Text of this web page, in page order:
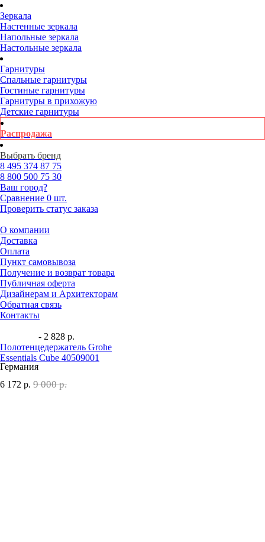
Зеркала
Настенные зеркала
Напольные зеркала
Настольные зеркала
Гарнитуры
Спальные гарнитуры
Гостиные гарнитуры
Гарнитуры в прихожую
Детские гарнитуры
Распродажа
Выбрать бренд
8 495 374 87 75
8 800 500 75 30
Ваш город?
Сравнение 0 шт.
Проверить статус заказа
О компании
Доставка
Оплата
Пункт самовывоза
Получение и возврат товара
Публичная оферта
Дизайнерам и Архитекторам
Обратная связь
Контакты
- 2 828 р.
Полотенцедержатель Grohe
Essentials Cube 40509001
Германия
6 172 р. 9 000 р.